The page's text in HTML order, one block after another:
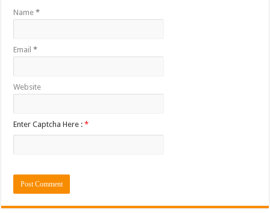
Name*
Email*
Website
Enter Captcha Here :*